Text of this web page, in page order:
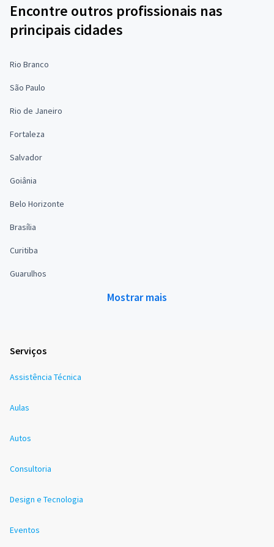
Encontre outros profissionais nas
principais cidades
Rio Branco
São Paulo
Rio de Janeiro
Fortaleza
Salvador
Goiânia
Belo Horizonte
Brasília
Curitiba
Guarulhos
Mostrar mais
Serviços
Assistência Técnica
Aulas
Autos
Consultoria
Design e Tecnologia
Eventos